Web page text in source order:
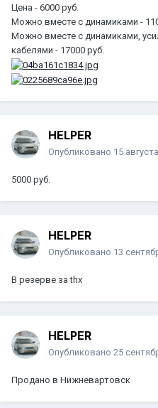
Цена - 6000 руб.
Можно вместе с динамиками -
Можно вместе с динамиками,
кабелями - 17000 руб.
HELPER
Опубликовано 15
5000 руб.
HELPER
Опубликовано 13
В резерве за thx
HELPER
Опубликовано 25
Продано в Нижневартовск